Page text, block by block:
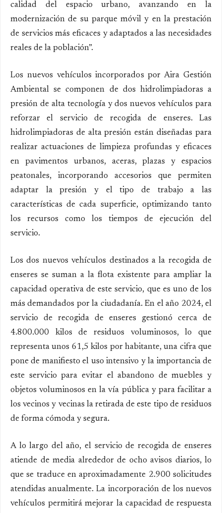
calidad del espacio urbano, avanzando en la
modernización de su parque móvil y en la prestación
de servicios más eficaces y adaptados a las necesidades
reales de la población”.
Los nuevos vehículos incorporados por Aira Gestión
Ambiental se componen de dos hidrolimpiadoras a
presión de alta tecnología y dos nuevos vehículos para
reforzar el servicio de recogida de enseres. Las
hidrolimpiadoras de alta presión están diseñadas para
realizar actuaciones de limpieza profundas y eficaces
en pavimentos urbanos, aceras, plazas y espacios
peatonales, incorporando accesorios que permiten
adaptar la presión y el tipo de trabajo a las
características de cada superficie, optimizando tanto
los recursos como los tiempos de ejecución del
servicio.
Los dos nuevos vehículos destinados a la recogida de
enseres se suman a la flota existente para ampliar la
capacidad operativa de este servicio, que es uno de los
más demandados por la ciudadanía. En el año 2024, el
servicio de recogida de enseres gestionó cerca de
4.800.000 kilos de residuos voluminosos, lo que
representa unos 61,5 kilos por habitante, una cifra que
pone de manifiesto el uso intensivo y la importancia de
este servicio para evitar el abandono de muebles y
objetos voluminosos en la vía pública y para facilitar a
los vecinos y vecinas la retirada de este tipo de residuos
de forma cómoda y segura.
A lo largo del año, el servicio de recogida de enseres
atiende de media alrededor de ocho avisos diarios, lo
que se traduce en aproximadamente 2.900 solicitudes
atendidas anualmente. La incorporación de los nuevos
vehículos permitirá mejorar la capacidad de respuesta